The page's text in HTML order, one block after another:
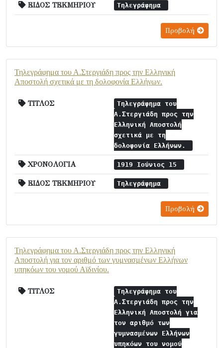
ΕΙΔΟΣ ΤΕΚΜΗΡΙΟΥ Τηλεγράφημα
Προβολή
Τηλεγράφημα του Α.Στεργιάδη προς την Ελληνική
Αποστολή σχετικά με τη δολοφονία Ελλήνων.
ΤΙΤΛΟΣ
Τηλεγράφημα του
Α.Στεργιάδη προς την
Ελληνική Αποστολή
σχετικά με τη
δολοφονία Ελλήνων.
ΧΡΟΝΟΛΟΓΙΑ 1919 Ιούνιος 15
ΕΙΔΟΣ ΤΕΚΜΗΡΙΟΥ Τηλεγράφημα
Προβολή
Τηλεγράφημα του Α.Στεργιάδη προς την Ελληνική
Αποστολή για τον αριθμό των γυμνασμένων Ελλήνων
υπηκόων του νομού Αϊδινίου.
ΤΙΤΛΟΣ
Τηλεγράφημα του
Α.Στεργιάδη προς την
Ελληνική Αποστολή για
τον αριθμό των
γυμνασμένων Ελλήνων
υπηκόων του νομού